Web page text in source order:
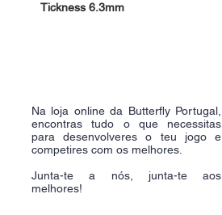
Tickness 6.3mm
Na loja online da Butterfly Portugal,
encontras tudo o que necessitas
para desenvolveres o teu jogo e
competires com os melhores.
Junta-te a nós, junta-te aos
melhores!